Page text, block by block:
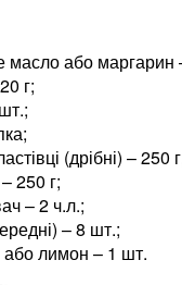
або маргарин
г;
(дрібні) – 250
250 г;
– 2 ч.л.;
– 8 шт.;
лимон – 1 шт.